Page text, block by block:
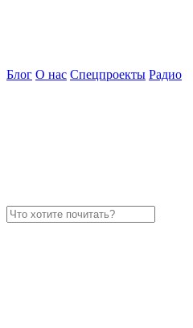
Блог О нас Спецпроекты Радио